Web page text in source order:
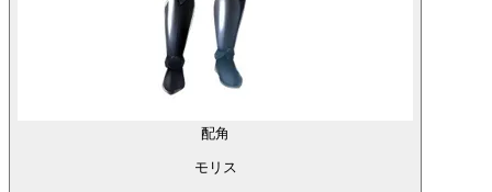
配角
モリス